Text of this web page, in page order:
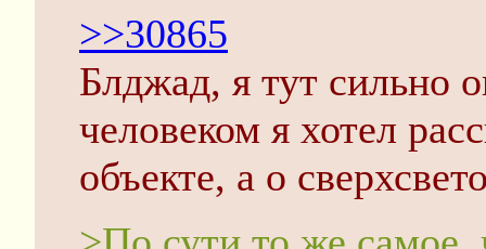
>>30865
Блджад, я тут сильно
человеком я хотел
объекте, а о